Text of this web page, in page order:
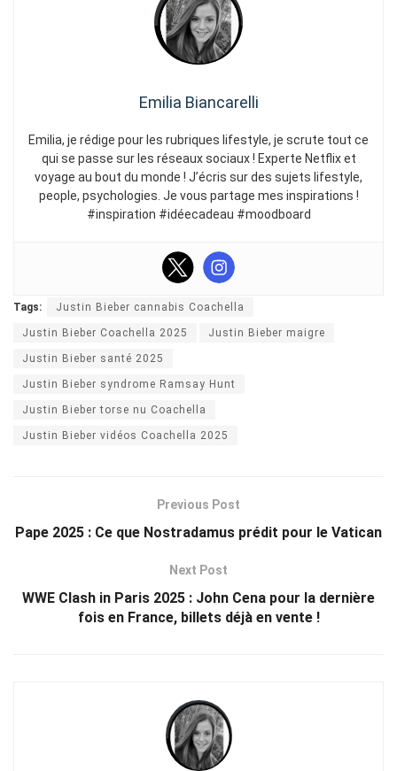
Emilia Biancarelli
Emilia, je rédige pour les rubriques lifestyle, je scrute tout ce
qui se passe sur les réseaux sociaux ! Experte Netflix et
voyage au bout du monde ! J’écris sur des sujets lifestyle,
people, psychologies. Je vous partage mes inspirations !
#inspiration #idéecadeau #moodboard
Tags: Justin Bieber cannabis Coachella
Justin Bieber Coachella 2025 Justin Bieber maigre
Justin Bieber santé 2025
Justin Bieber syndrome Ramsay Hunt
Justin Bieber torse nu Coachella
Justin Bieber vidéos Coachella 2025
Previous Post
Pape 2025 : Ce que Nostradamus prédit pour le Vatican
Next Post
WWE Clash in Paris 2025 : John Cena pour la dernière
fois en France, billets déjà en vente !